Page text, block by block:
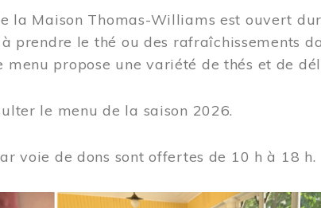
la Maison Thomas-Williams est ouvert
prendre le thé ou des rafraîchissements
menu propose une variété de thés et de
le menu de la saison 2026.
voie de dons sont offertes de 10 h à 18 h.